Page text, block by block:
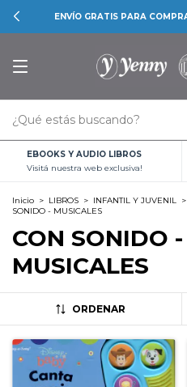
CONOCÉ LAS
EBOOKS Y AUDIO LIBROS
Visitá nuestra web exclusiva!
Inicio > LIBROS > INFANTIL Y JUVENIL >
SONIDO - MUSICALES
CON SONIDO -
MUSICALES
ORDENAR